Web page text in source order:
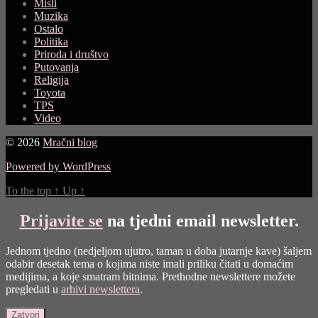
Misli
Muzika
Ostalo
Politika
Priroda i društvo
Putovanja
Religija
Toyota
TPS
Video
© 2026 Mračni blog
Powered by WordPress
To the top ↑ Up ↑
Prijavite se na tjedni email newsletter.
Jednom tjedno (nedjeljom ujutro, taman u doba jutarnje kave) šaljem
odabir desetak tema o kojima niste imali priliku čitati u domaćim
medijima, a koje smatram bitnima. Prethodne newslettere možete
pregledati u arhivi newslettera.
Zatvori